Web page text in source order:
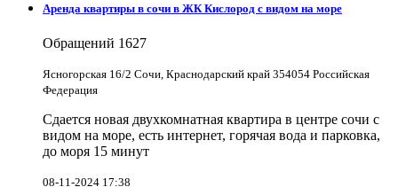
Аренда квартиры в сочи в ЖК Кислород с видом на море
Обращений 1627
Ясногорская 16/2 Сочи, Краснодарский край 354054 Российская
Федерация
Сдается новая двухкомнатная квартира в центре сочи с
видом на море, есть интернет, горячая вода и парковка,
до моря 15 минут
08-11-2024 17:38